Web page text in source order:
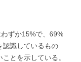
ずか15%で、69%
認識しているもの
とを示している。